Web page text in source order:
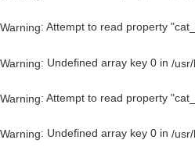
Warning: Attempt to read property
Warning: Undefined array key 0 in /
Warning: Attempt to read property
Warning: Undefined array key 0 in /